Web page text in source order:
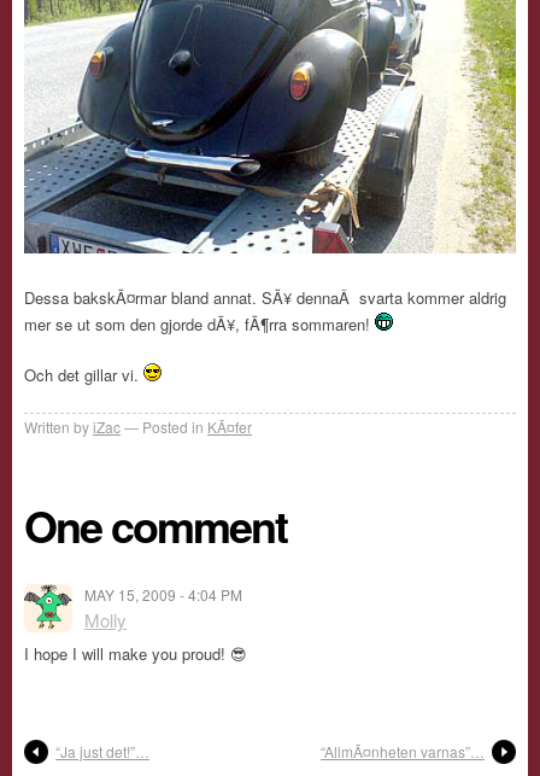
Dessa bakskÃ¤rmar bland annat. SÃ¥ dennaÂ svarta kommer aldrig
mer se ut som den gjorde dÃ¥, fÃ¶rra sommaren!
Och det gillar vi.
Written byiZac Posted in KÃ¤fer
One comment
MAY 15, 2009 - 4:04 PM
Molly
I hope I will make you proud! 😎
“Ja just det!”… “AllmÃ¤nheten varnas”…